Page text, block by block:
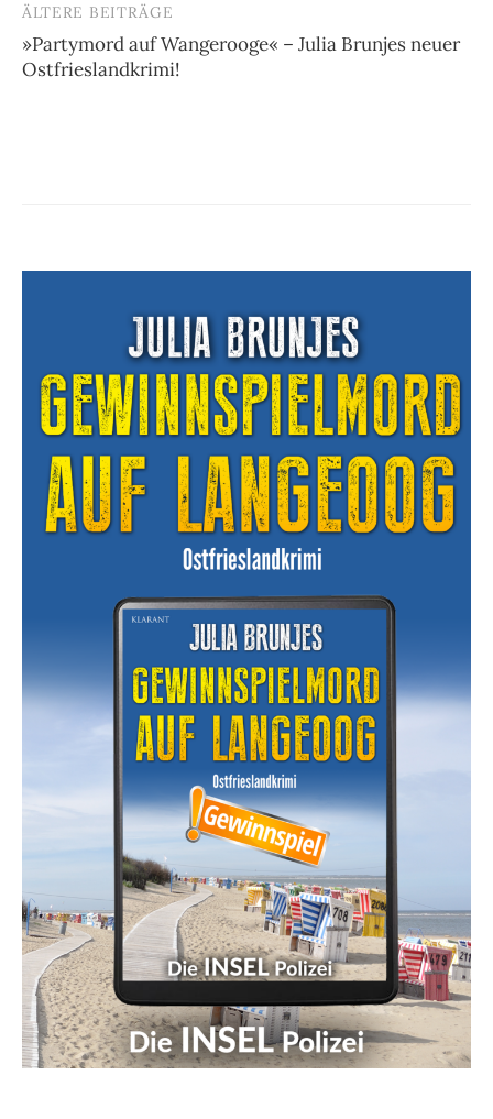
Beitragsnavigation
ÄLTERE BEITRÄGE
»Partymord auf Wangerooge« – Julia Brunjes neuer
Ostfrieslandkrimi!